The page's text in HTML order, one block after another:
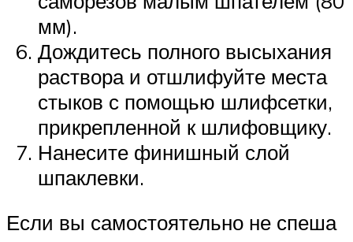
мм).
Дождитесь полного высыхания
раствора и отшлифуйте места
стыков с помощью шлифсетки,
прикрепленной к шлифовщику.
Нанесите финишный слой
шпаклевки.
Если вы самостоятельно не спеша